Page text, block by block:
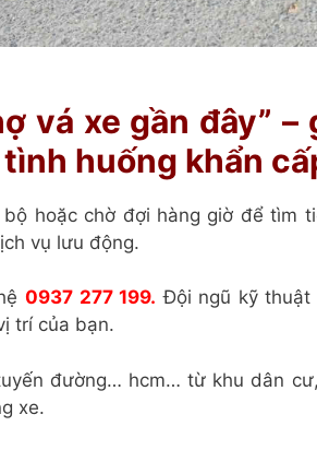
vá xe gần đây”
huống khẩn
hoặc chờ đợi hàng giờ để tìm
vụ lưu động.
0937 277 199. Đội ngũ kỹ thuật
trí của bạn.
đường… hcm… từ khu dân
xe.